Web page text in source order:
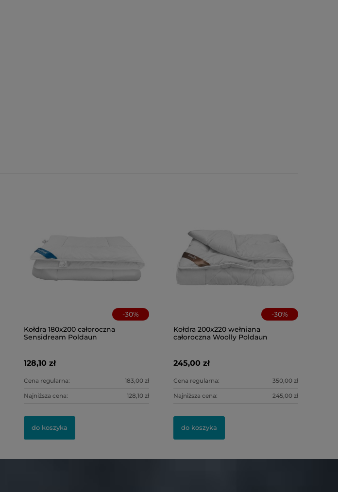
-30%
Kołdra 180x200 całoroczna
Sensidream Poldaun
128,10 zł
Cena regularna: 183,00 zł
Najniższa cena: 128,10 zł
do koszyka
-30%
Kołdra 200x220 wełniana
całoroczna Woolly Poldaun
245,00 zł
Cena regularna: 350,00 zł
Najniższa cena: 245,00 zł
do koszyka